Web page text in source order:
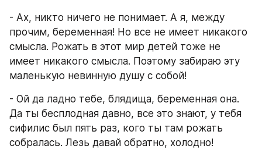
- Ах, никто ничего не понимает. А я, между
прочим, беременная! Но все не имеет никакого
смысла. Рожать в этот мир детей тоже не
имеет никакого смысла. Поэтому забираю эту
маленькую невинную душу с собой!
- Ой да ладно тебе, блядища, беременная она.
Да ты бесплодная давно, все это знают, у тебя
сифилис был пять раз, кого ты там рожать
собралась. Лезь давай обратно, холодно!